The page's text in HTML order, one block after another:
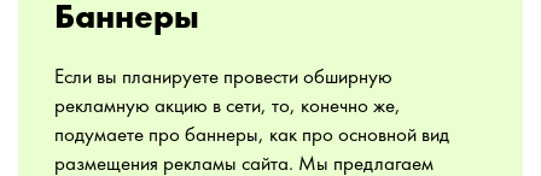
Баннеры
Если вы планируете провести обширную
рекламную акцию в сети, то, конечно же,
подумаете про баннеры, как про основной вид
размещения рекламы сайта. Мы предлагаем